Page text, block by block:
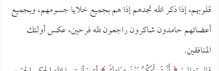
قلوبهم، إذا ذكر الله تجدهم إذا هم بجميع خلايا جسومهم، وبجميع
أعضائهم حامدون شاكرون راجعون لله فرحين، عكس أولئك
المنافقين.